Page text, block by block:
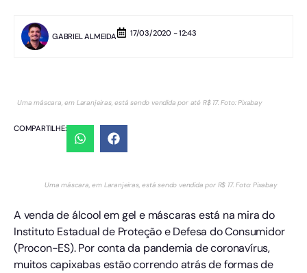
GABRIEL ALMEIDA 17/03/2020 - 12:43
Uma máscara, em Laranjeiras, está sendo vendida por até R$ 17. Foto: Pixabay
COMPARTILHE:
Uma máscara, em Laranjeiras, está sendo vendida por R$ 17. Foto: Pixabay
A venda de álcool em gel e máscaras está na mira do
Instituto Estadual de Proteção e Defesa do Consumidor
(Procon-ES). Por conta da pandemia de coronavírus,
muitos capixabas estão correndo atrás de formas de